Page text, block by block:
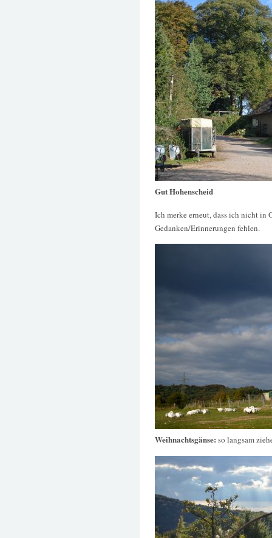
Gut Hohenscheid
Ich merke erneut, dass ich nicht in
Gedanken/Erinnerungen fehlen.
Weihnachtsgänse: so langsam